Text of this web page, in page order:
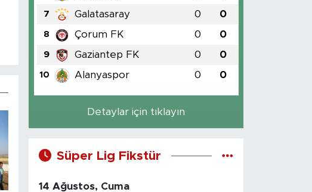
7 Galatasaray 0 0
8 Çorum FK 0 0
9 Gaziantep FK 0 0
10 Alanyaspor 0 0
Detaylar için tıklayın
Süper Lig Fikstür
14 Ağustos, Cuma